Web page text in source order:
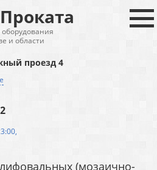
и области
проезд 4
(мозаично-